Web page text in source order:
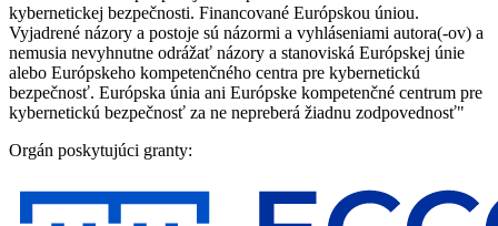
kybernetickej bezpečnosti. Financované Európskou úniou.
Vyjadrené názory a postoje sú názormi a vyhláseniami autora(-ov) a
nemusia nevyhnutne odrážať názory a stanoviská Európskej únie
alebo Európskeho kompetenčného centra pre kybernetickú
bezpečnosť. Európska únia ani Európske kompetenčné centrum pre
kybernetickú bezpečnosť za ne nepreberá žiadnu zodpovednosť"
Orgán poskytujúci granty: